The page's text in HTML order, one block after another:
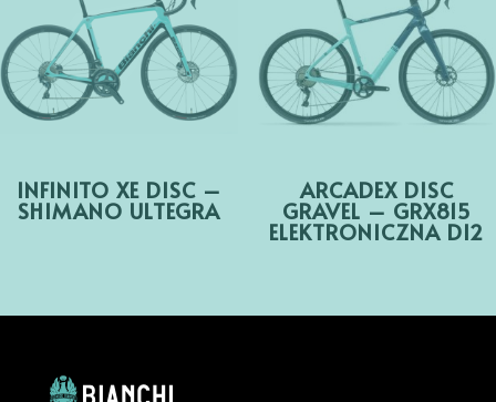
INFINITO XE DISC –
SHIMANO ULTEGRA
ARCADEX DISC
GRAVEL – GRX815
ELEKTRONICZNA DI2